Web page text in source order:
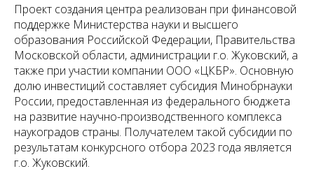
Проект создания центра реализован при финансовой
поддержке Министерства науки и высшего
образования Российской Федерации, Правительства
Московской области, администрации г.о. Жуковский, а
также при участии компании ООО «ЦКБР». Основную
долю инвестиций составляет субсидия Минобрнауки
России, предоставленная из федерального бюджета
на развитие научно-производственного комплекса
наукоградов страны. Получателем такой субсидии по
результатам конкурсного отбора 2023 года является
г.о. Жуковский.